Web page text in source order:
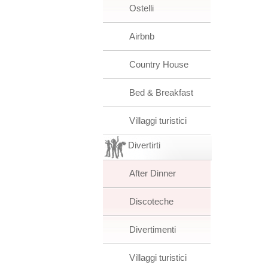
Ostelli
Airbnb
Country House
Bed & Breakfast
Villaggi turistici
Divertirti
After Dinner
Discoteche
Divertimenti
Villaggi turistici